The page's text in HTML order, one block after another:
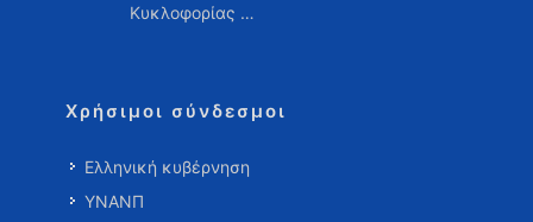
Κυκλοφορίας …
Χρήσιμοι σύνδεσμοι
Ελληνική κυβέρνηση
ΥΝΑΝΠ